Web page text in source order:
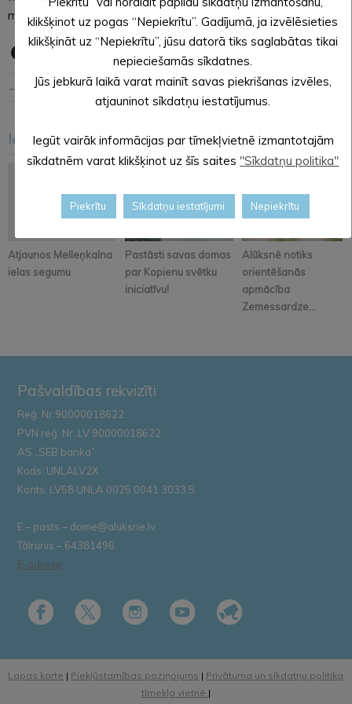
mēnesi.
← Iepriekšējā ziņa Nākošā ziņa →
Iesakām arī šo
Atjaunos Melleņkalna
ielas segumu
Pastāsti savas domas
par Kopienu svētku
iniciatīvu!
Alūksnē notiks
orientēšanās
apmācība
Zemessardze...
< >
Pašvaldības rekvizīti
Reģ. Nr.90000018622
PVN reģ. Nr. LV 90000018622
AS „SEB banka”
Kods: UNLALV2X
Konts: LV58 UNLA 0025 0041 3033 5
E – pasts – dome@aluksne.lv
Tālrunis – 64381496
E-adrese
Lapas karte | Piekļūstamības paziņojums | Privātuma un sīkdatņu politika
tīmekļa vietnē |
klikšķinot uz pogas “Nepiekrītu”. Gadījumā, ja izvēlēsieties
klikšķināt uz “Nepiekrītu”, jūsu datorā tiks saglabātas tikai
nepieciešamās sīkdatnes.
Jūs jebkurā laikā varat mainīt savas piekrišanas izvēles,
atjauninot sīkdatņu iestatījumus.
Iegūt vairāk informācijas par tīmekļvietnē izmantotajām
sīkdatnēm varat klikšķinot uz šīs saites "Sīkdatņu politika"
Piekrītu Sīkdatņu iestatījumi Nepiekrītu